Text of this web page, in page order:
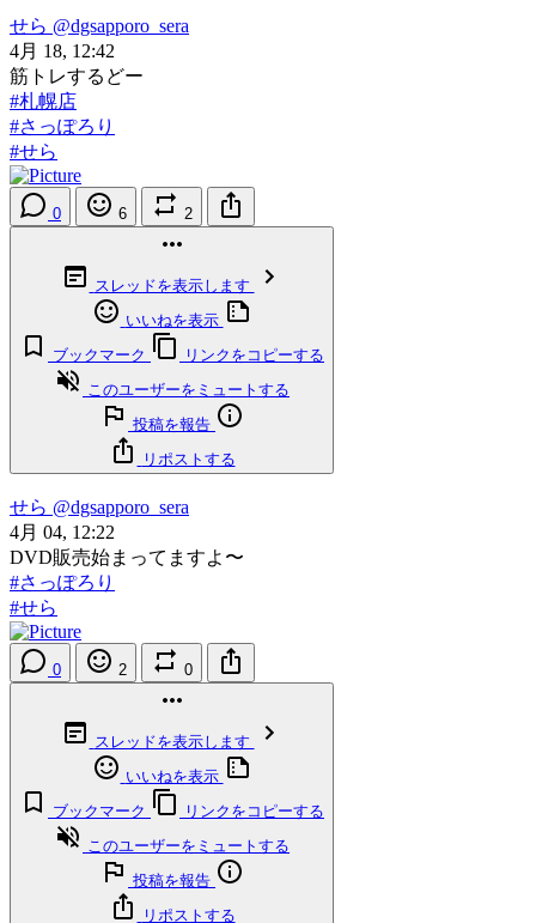
せら @dgsapporo_sera
4月 18, 12:42
筋トレするどー
#札幌店
#さっぽろり
#せら
0 6 2
スレッドを表示します
いいねを表示
ブックマーク
リンクをコピーする
このユーザーをミュートする
投稿を報告
リポストする
せら @dgsapporo_sera
4月 04, 12:22
DVD販売始まってますよ〜
#さっぽろり
#せら
0 2 0
スレッドを表示します
いいねを表示
ブックマーク
リンクをコピーする
このユーザーをミュートする
投稿を報告
リポストする